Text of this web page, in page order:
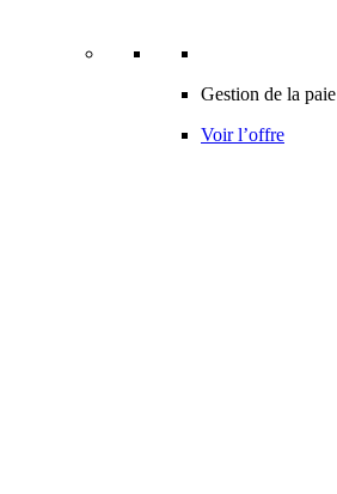
Gestion de la paie
Voir l’offre